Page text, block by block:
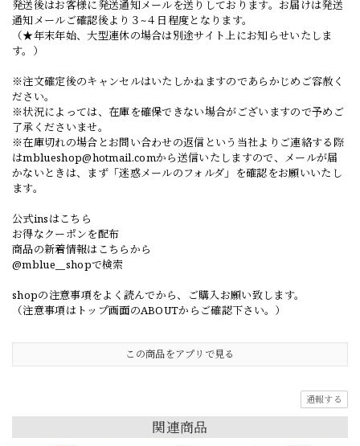
発送後はお客様に発送通知メールを送りしております。お届けは発送
通知メールご確認後より３~４日程度となります。
（★年末年始、大型連休の場合は別途サイト上にお知らせいたしま
す。）
※注文確定後のキャンセルはいたしかねますのであらかじめご容赦く
ださい。
※状況によっては、在庫を確保できない場合がございますので予めご
了承くださいませ。
※在庫切れの場合とお問い合わせの返信という当社よりご連絡する際
はmblueshop@hotmail.comから送信いたしますので、メールが届
かないときは、まず「迷惑メールのフォルダ」を確認をお願いいたし
ます。
公式insはこちら
お得なクーポンを配布
商品の新着情報はこちらから
@mblue__shopで検索
shopの注意事項をよく読んでから、ご購入お願い致します。
（注意事項はトップ画面のABOUTからご確認下さい。）
この商品をアプリで見る
通報する
関連商品